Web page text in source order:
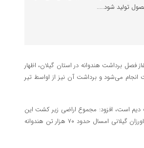
فصل برداشت هندوانه در استان گیلان، اظهار
می‌شود و برداشت آن نیز از اواسط تیر
دیم است، افزود: مجموع اراضی زیر کشت این
محصول در استان ۳ هزار هکتار برآورد می‌شود که پیش‌بینی می‌رود کشاورزان گیلانی امسال حدود ۷۰ هزار تن هندوانه